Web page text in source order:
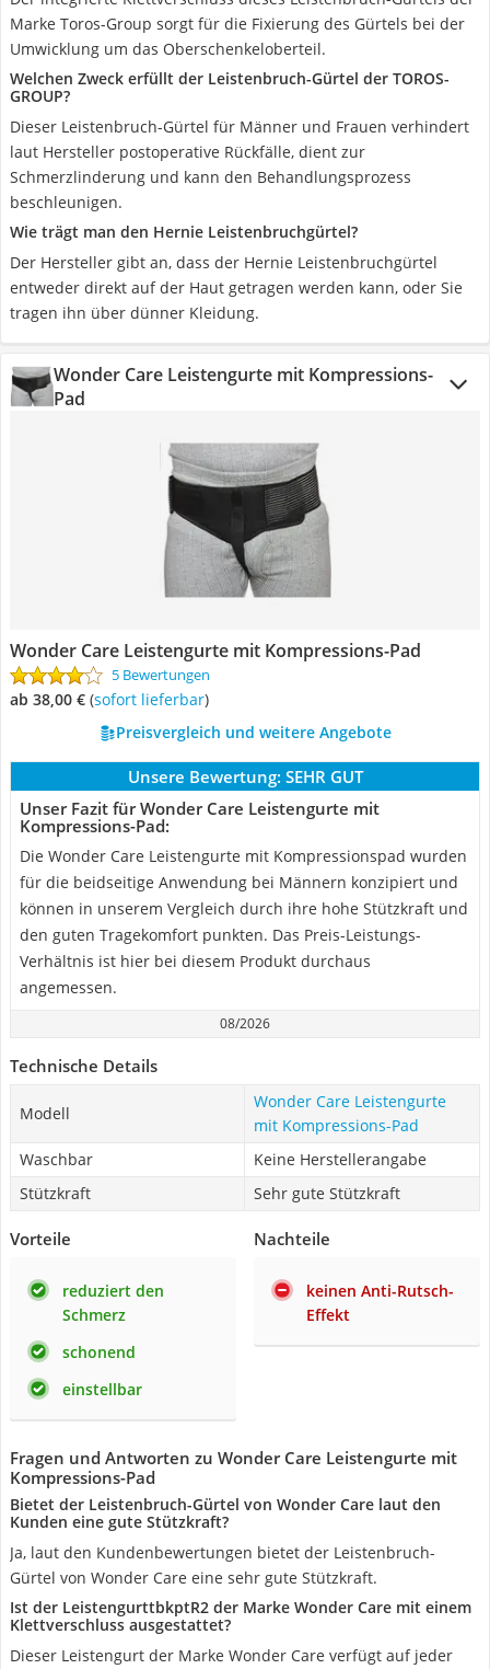
Marke Toros-Group sorgt für die Fixierung des Gürtels bei der
Umwicklung um das Oberschenkeloberteil.
Welchen Zweck erfüllt der Leistenbruch-Gürtel der TOROS-
GROUP?
Dieser Leistenbruch-Gürtel für Männer und Frauen verhindert
laut Hersteller postoperative Rückfälle, dient zur
Schmerzlinderung und kann den Behandlungsprozess
beschleunigen.
Wie trägt man den Hernie Leistenbruchgürtel?
Der Hersteller gibt an, dass der Hernie Leistenbruchgürtel
entweder direkt auf der Haut getragen werden kann, oder Sie
tragen ihn über dünner Kleidung.
Wonder Care Leistengurte mit Kompressions-
Pad
Wonder Care Leistengurte mit Kompressions-Pad
5 Bewertungen
ab 38,00 € ( Sofort lieferbar)
Preisvergleich und weitere Angebote
Unsere Bewertung: SEHR GUT
Unser Fazit für Wonder Care Leistengurte mit
Kompressions-Pad:
Die Wonder Care Leistengurte mit Kompressionspad wurden
für die beidseitige Anwendung bei Männern konzipiert und
können in unserem Vergleich durch ihre hohe Stützkraft und
den guten Tragekomfort punkten. Das Preis-Leistungs-
Verhältnis ist hier bei diesem Produkt durchaus
angemessen.
08/2026
Technische Details
Modell
Wonder Care Leistengurte
mit Kompressions-Pad
Waschbar
Keine Herstellerangabe
Stützkraft
Sehr gute Stützkraft
Vorteile
reduziert den
Schmerz
schonend
einstellbar
Nachteile
keinen Anti-Rutsch-
Effekt
Fragen und Antworten zu Wonder Care Leistengurte mit
Kompressions-Pad
Bietet der Leistenbruch-Gürtel von Wonder Care laut den
Kunden eine gute Stützkraft?
Ja, laut den Kundenbewertungen bietet der Leistenbruch-
Gürtel von Wonder Care eine sehr gute Stützkraft.
Ist der LeistengurttbkptR2 der Marke Wonder Care mit einem
Klettverschluss ausgestattet?
Dieser Leistengurt der Marke Wonder Care verfügt auf jeder